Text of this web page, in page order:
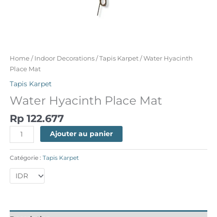
Home / Indoor Decorations /Tapis Karpet / Water Hyacinth
Place Mat
Tapis Karpet
Water Hyacinth Place Mat
Rp 122.677
Ajouter au panier
Catégorie : Tapis Karpet